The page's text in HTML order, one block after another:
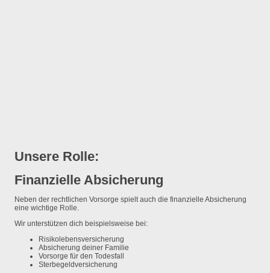
Unsere Rolle:
Finanzielle Absicherung
Neben der rechtlichen Vorsorge spielt auch die finanzielle Absicherung
eine wichtige Rolle.
Wir unterstützen dich beispielsweise bei:
Risikolebensversicherung
Absicherung deiner Familie
Vorsorge für den Todesfall
Sterbegeldversicherung